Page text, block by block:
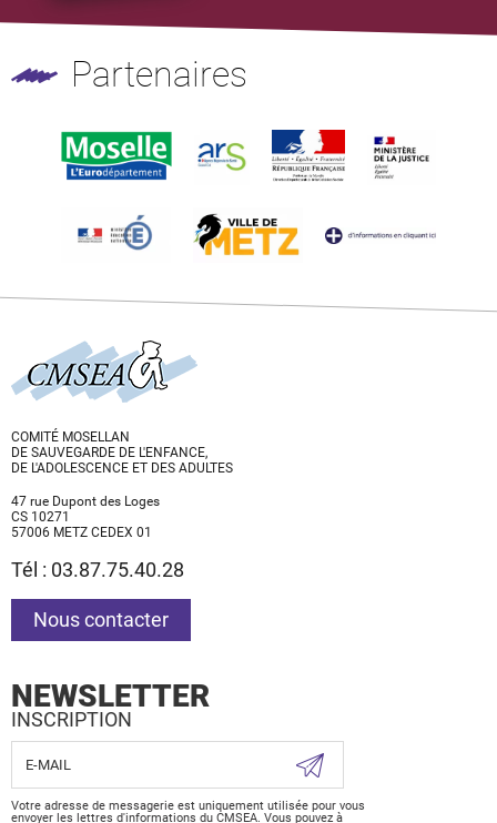
Partenaires
COMITÉ MOSELLAN
DE SAUVEGARDE DE L'ENFANCE,
DE L'ADOLESCENCE ET DES ADULTES
47 rue Dupont des Loges
CS 10271
57006 METZ CEDEX 01
Tél : 03.87.75.40.28
Nous contacter
NEWSLETTER
INSCRIPTION
Votre adresse de messagerie est uniquement utilisée pour vous
envoyer les lettres d'informations du CMSEA. Vous pouvez à